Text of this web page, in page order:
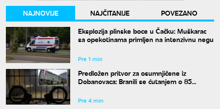
NAJNOVIJE NAJČITANIJE
POVEZANO
Eksplozija plinske boce u Čačku: Muškarac
sa opekotinama primljen na intenzivnu negu
Pre 1 min
Predložen pritvor za osumnjičene iz
Dobanovaca: Branili se ćutanjem o 85
Pre 4 min